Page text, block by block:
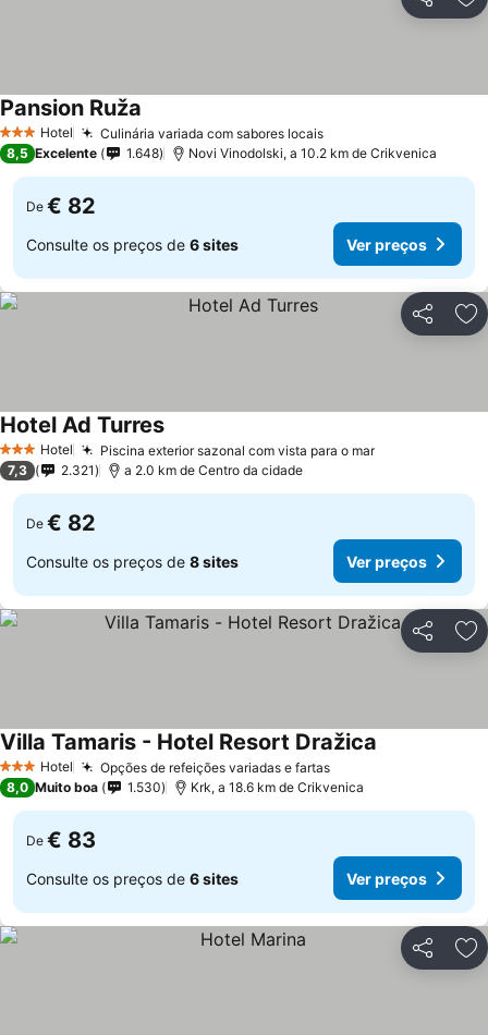
Partilhar
3 EstrelasHotel Culinária variada com sabores locais
Pansion Ruža
8,5 Excelente 1.648 Novi Vinodolski, a 10.2 km de Crikvenica
De € 82
Consulte os preços de 6 sites Ver preços
Partilhar
3 EstrelasHotel Piscina exterior sazonal com vista para o mar
Hotel Ad Turres
7,3 2.321 a 2.0 km de Centro da cidade
De € 82
Consulte os preços de 8 sites Ver preços
Partilhar
3 EstrelasHotel Opções de refeições variadas e fartas
Villa Tamaris - Hotel Resort Dražica
8,0 Muito boa 1.530 Krk, a 18.6 km de Crikvenica
De € 83
Consulte os preços de 6 sites Ver preços
Partilhar